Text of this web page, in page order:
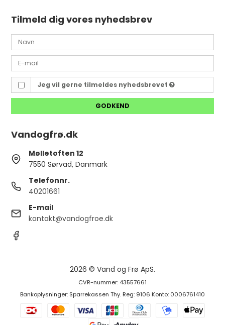
Tilmeld dig vores nyhedsbrev
Jeg vil gerne tilmeldes nyhedsbrevet
GODKEND
Vandogfrø.dk
Mølletoften 12
7550 Sørvad, Danmark
Telefonnr.
40201661
E-mail
kontakt@vandogfroe.dk
2026 © Vand og Frø ApS.
CVR-nummer: 43557661
Bankoplysninger: Sparrekassen Thy. Reg: 9106 Konto: 0006761410